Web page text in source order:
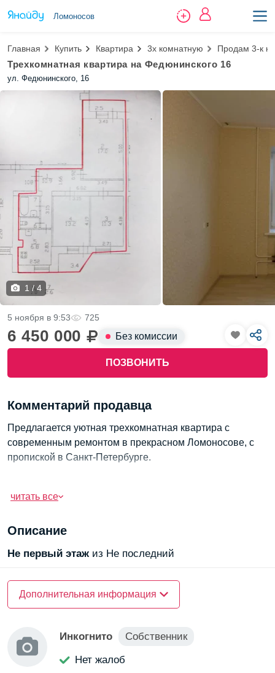
Ломоносов
Главная Купить Квартира 3х комнатную Продам 3-к
Трехкомнатная квартира на Федюнинского 16
ул. Федюнинского, 16
1 / 4
6 450 000 Без комиссии
ПОЗВОНИТЬ
5 ноября в 9:53 725
Описание
Не первый этаж из Не последний
О доме
Материал стен —
О квартире
Дополнительная информация
Комментарий продавца
Предлагается уютная трехкомнатная квартира с
современным ремонтом в прекрасном Ломоносове, с
пропиской в Санкт-Петербурге.
расположена на 7 этаже девятиэтажного кирпичного
читать все
Инкогнито
Собственник
Нет жалоб